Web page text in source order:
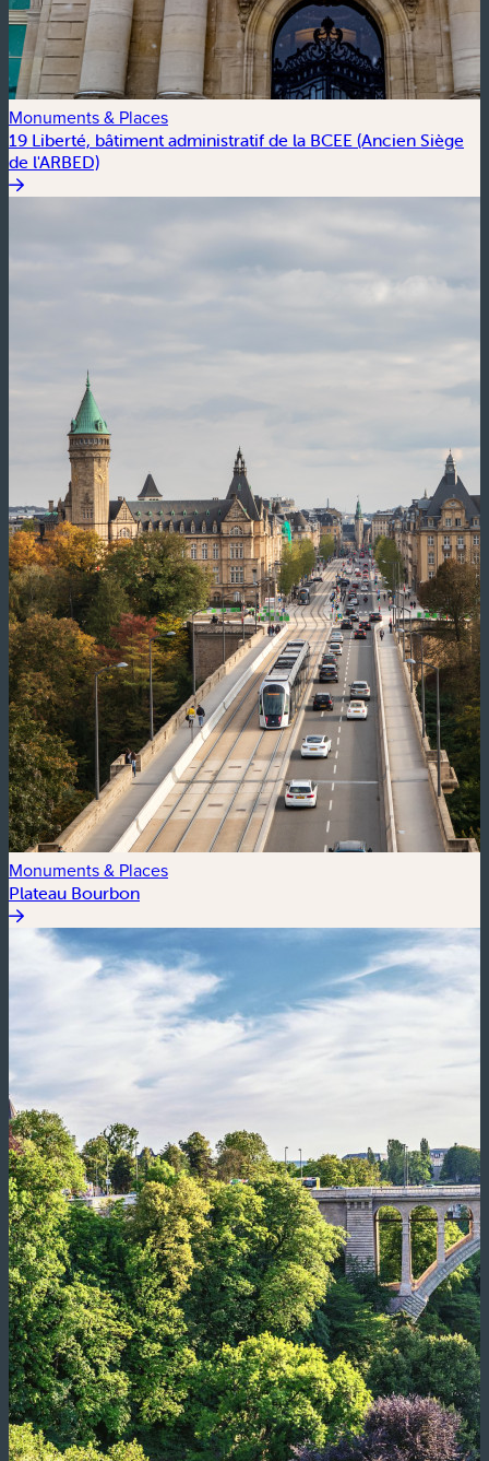
Monuments & Places
19 Liberté, bâtiment administratif de la BCEE (Ancien Siège
de l'ARBED)
Monuments & Places
Plateau Bourbon